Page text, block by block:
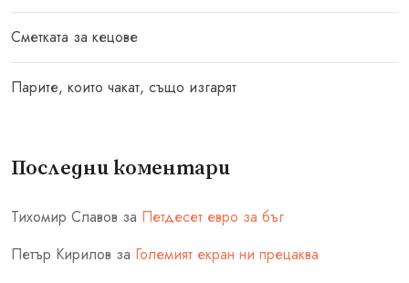
Сметката за кецове
Парите, които чакат, също изгарят
Последни коментари
Тихомир Славов за Петдесет евро за бъг
Петър Кирилов за Големият екран ни прецаква